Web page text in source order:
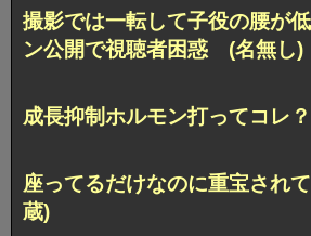
撮影では一転して子役の腰が
ン公開で視聴者困惑 (名無し)
成長抑制ホルモン打ってコレ
座ってるだけなのに重宝され
蔵)